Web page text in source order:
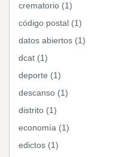
crematorio (1)
código postal (1)
datos abiertos (1)
dcat (1)
deporte (1)
descanso (1)
distrito (1)
economía (1)
edictos (1)